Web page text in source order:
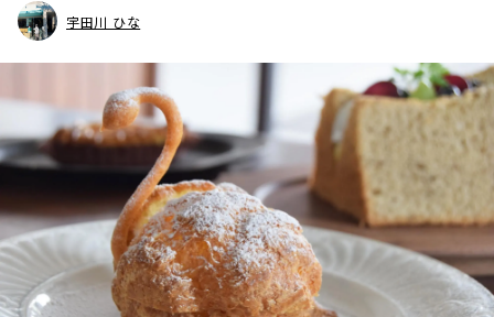
宇田川 ひな